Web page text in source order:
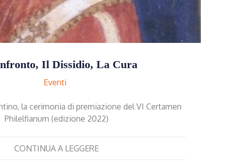
Il Dissidio, La Cura
Eventi
la cerimonia di premiazione del VI Certamen
Philelfianum (edizione 2022)
CONTINUA A LEGGERE